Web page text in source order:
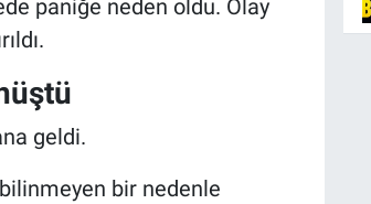
paniğe neden oldu. Olay
geldi.
bir nedenle